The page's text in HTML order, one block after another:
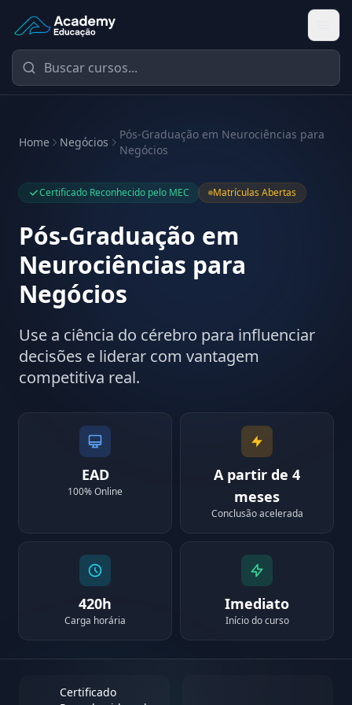
Academy Educação — Página Inicial
Home Negócios
Pós-Graduação em Neurociências para
Negócios
Certificado Reconhecido pelo MEC Matrículas Abertas
Pós-Graduação em
Neurociências para
Negócios
Use a ciência do cérebro para influenciar
decisões e liderar com vantagem
competitiva real.
EAD
100% Online
A partir de 4
meses
Conclusão acelerada
420h
Carga horária
Imediato
Início do curso
Certificado